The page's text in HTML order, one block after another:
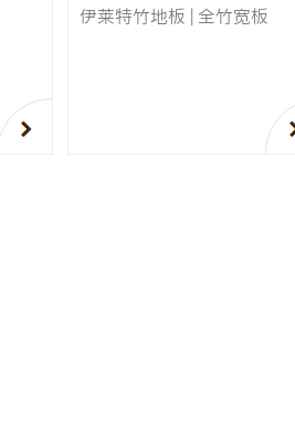
伊莱特竹地板 | 全竹宽板